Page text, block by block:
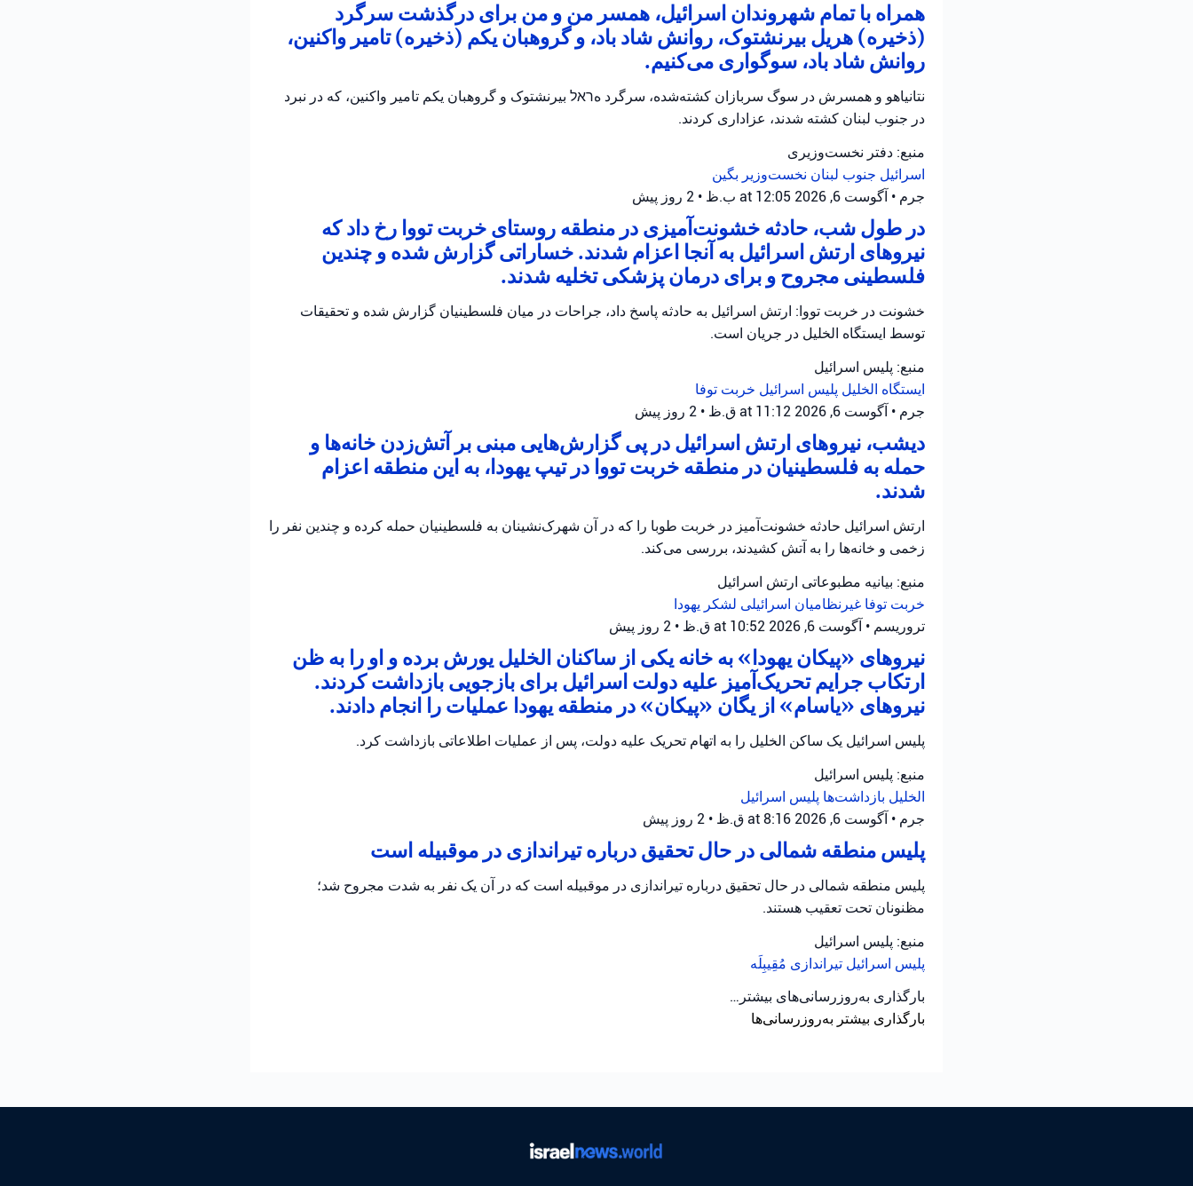
همراه با تمام شهروندان اسرائیل، همسر من و من برای درگذشت سرگرد
(ذخیره) هریل بیرنشتوک، روانش شاد باد، و گروهبان یکم (ذخیره) تامیر واکنین،
روانش شاد باد، سوگواری می‌کنیم.
نتانیاهو و همسرش در سوگ سربازان کشته‌شده، سرگرد هראל بیرنشتوک و گروهبان یکم تامیر واکنین، که در نبرد
در جنوب لبنان کشته شدند، عزاداری کردند.
منبع: دفتر نخست‌وزیری
اسرائیل جنوب لبنان نخست‌وزیر بگین
جرم • آگوست 6, 2026 at 12:05 ب.ظ • 2 روز پیش
در طول شب، حادثه خشونت‌آمیزی در منطقه روستای خربت تووا رخ داد که
نیروهای ارتش اسرائیل به آنجا اعزام شدند. خساراتی گزارش شده و چندین
فلسطینی مجروح و برای درمان پزشکی تخلیه شدند.
خشونت در خربت تووا: ارتش اسرائیل به حادثه پاسخ داد، جراحات در میان فلسطینیان گزارش شده و تحقیقات
توسط ایستگاه الخلیل در جریان است.
منبع: پلیس اسرائیل
ایستگاه الخلیل پلیس اسرائیل خربت توفا
جرم • آگوست 6, 2026 at 11:12 ق.ظ • 2 روز پیش
دیشب، نیروهای ارتش اسرائیل در پی گزارش‌هایی مبنی بر آتش‌زدن خانه‌ها و
حمله به فلسطینیان در منطقه خربت تووا در تیپ یهودا، به این منطقه اعزام
شدند.
ارتش اسرائیل حادثه خشونت‌آمیز در خربت طوبا را که در آن شهرک‌نشینان به فلسطینیان حمله کرده و چندین نفر را
زخمی و خانه‌ها را به آتش کشیدند، بررسی می‌کند.
منبع: بیانیه مطبوعاتی ارتش اسرائیل
خربت توفا غیرنظامیان اسرائیلی لشکر یهودا
تروریسم • آگوست 6, 2026 at 10:52 ق.ظ • 2 روز پیش
نیروهای «پیکان یهودا» به خانه یکی از ساکنان الخلیل یورش برده و او را به ظن
ارتکاب جرایم تحریک‌آمیز علیه دولت اسرائیل برای بازجویی بازداشت کردند.
نیروهای «یاسام» از یگان «پیکان» در منطقه یهودا عملیات را انجام دادند.
پلیس اسرائیل یک ساکن الخلیل را به اتهام تحریک علیه دولت، پس از عملیات اطلاعاتی بازداشت کرد.
منبع: پلیس اسرائیل
الخلیل بازداشت‌ها پلیس اسرائیل
جرم • آگوست 6, 2026 at 8:16 ق.ظ • 2 روز پیش
پلیس منطقه شمالی در حال تحقیق درباره تیراندازی در موقبیله است
پلیس منطقه شمالی در حال تحقیق درباره تیراندازی در موقبیله است که در آن یک نفر به شدت مجروح شد؛
مظنونان تحت تعقیب هستند.
منبع: پلیس اسرائیل
پلیس اسرائیل تیراندازی مُقِیبِلَه
بارگذاری به‌روزرسانی‌های بیشتر…
بارگذاری بیشتر به‌روزرسانی‌ها